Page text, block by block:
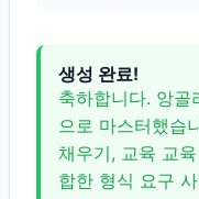
생성 완료!
축하합니다. 앙골
으로 마스터했습
채우기, 교육 교
합한 형식 요구